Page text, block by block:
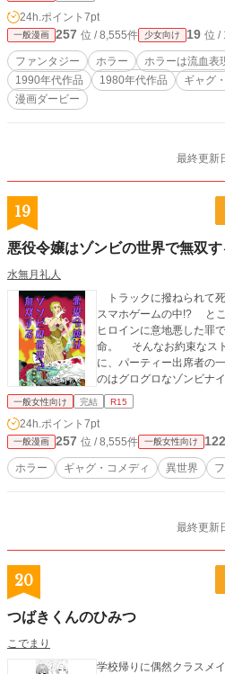
24h.ポイント 7pt
一般漫画 257 位 / 8,555件 少女向け 19 位 /
ファンタジー ホラー ホラーは流血表
1990年代作品
1980年代作品 ギャグ
漫画ダービー
最終更新
19
悪役令嬢はゾンビの世界で無双す
水無月礼人
トラックに撥ねられて
スマホゲームの中!? とこ
ヒロインに意地悪した罪
命。 そんなお約束なストーリーが展開するはずだったの
に、パーティー出席者の
のはグログロなゾンビナ
一般女性向け 完結 R15
24h.ポイント 7pt
一般漫画 257 位 / 8,555件 一般女性向け 122
ホラー ギャグ・コメディ 異世界
最終更新
20
つばきくんのひみつ
こでまり
学校帰りに偶然クラスメ